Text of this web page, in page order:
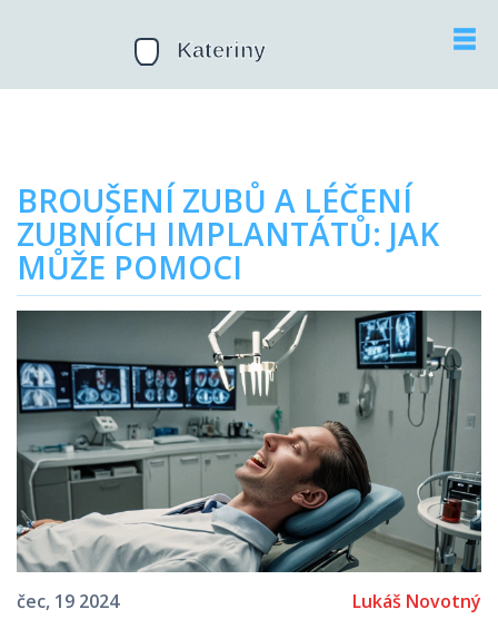
BROUŠENÍ ZUBŮ A LÉČENÍ
ZUBNÍCH IMPLANTÁTŮ: JAK
MŮŽE POMOCI
čec, 19 2024 Lukáš Novotný